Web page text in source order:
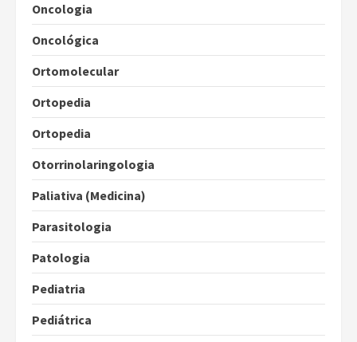
Oncologia
Oncológica
Ortomolecular
Ortopedia
Ortopedia
Otorrinolaringologia
Paliativa (Medicina)
Parasitologia
Patologia
Pediatria
Pediátrica